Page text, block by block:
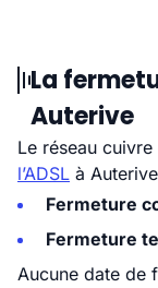
La
Auterive
Le réseau
l’ADSL à
Fermeture
Fermeture
Aucune date de